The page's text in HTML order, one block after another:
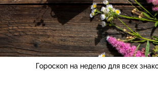
Гороскоп на неделю для всех